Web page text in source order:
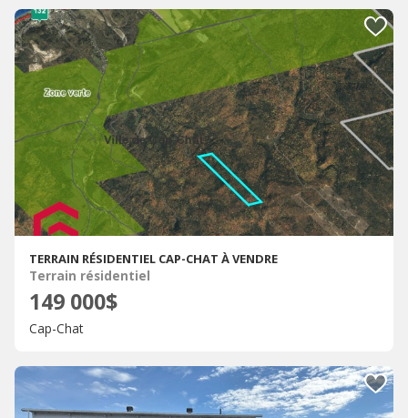
TERRAIN RÉSIDENTIEL CAP-CHAT À VENDRE
Terrain résidentiel
149 000$
Cap-Chat